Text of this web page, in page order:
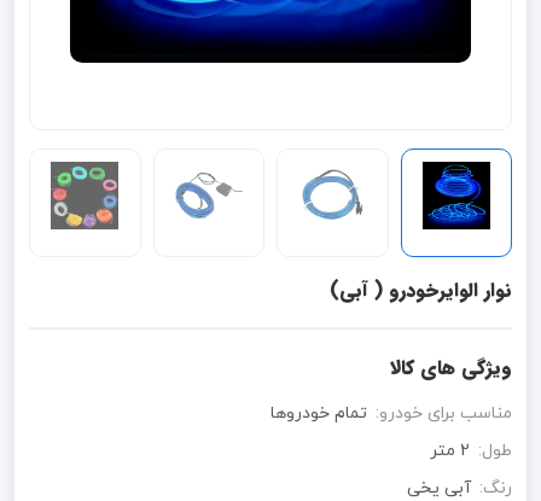
نوار الوایرخودرو ( آبی)
ویژگی های کالا
مناسب برای خودرو: تمام خودروها
طول: 2 متر
رنگ: آبی یخی